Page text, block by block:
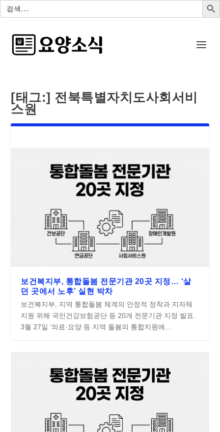
검
색:
[태그:] 전북특별자치도사회서비
스원
보건복지부, 통합돌봄 전문기관 20곳 지정… ‘살
던 곳에서 노후’ 실현 박차
보건복지부, 지역 통합돌봄 체계의 안정적 정착과 지자체
지원 위해 국민건강보험공단 등 20개 전문기관 지정 발표.
3월 27일 ‘의료·요양 등 지역 돌봄의 통합지원에...